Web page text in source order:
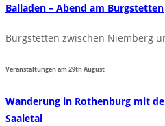
Balladen – Abend am Burgstetten
Burgstetten zwischen Niemberg
Veranstaltungen am29thAugust
Wanderung in Rothenburg mit
Saaletal